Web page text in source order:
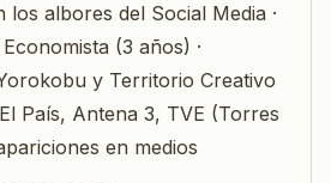
los albores del Social Media ·
(3 años) ·
y Territorio Creativo
País, Antena 3, TVE (Torres
en medios